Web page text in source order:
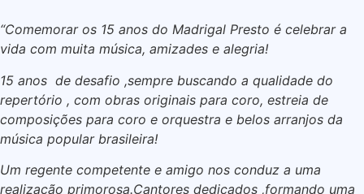
“Comemorar os 15 anos do Madrigal Presto é celebrar a
vida com muita música, amizades e alegria!
15 anos de desafio ,sempre buscando a qualidade do
repertório , com obras originais para coro, estreia de
composições para coro e orquestra e belos arranjos da
música popular brasileira!
Um regente competente e amigo nos conduz a uma
realização primorosa.Cantores dedicados ,formando uma